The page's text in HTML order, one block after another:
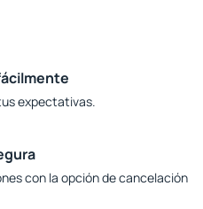
expectativas.
con la opción de cancelación